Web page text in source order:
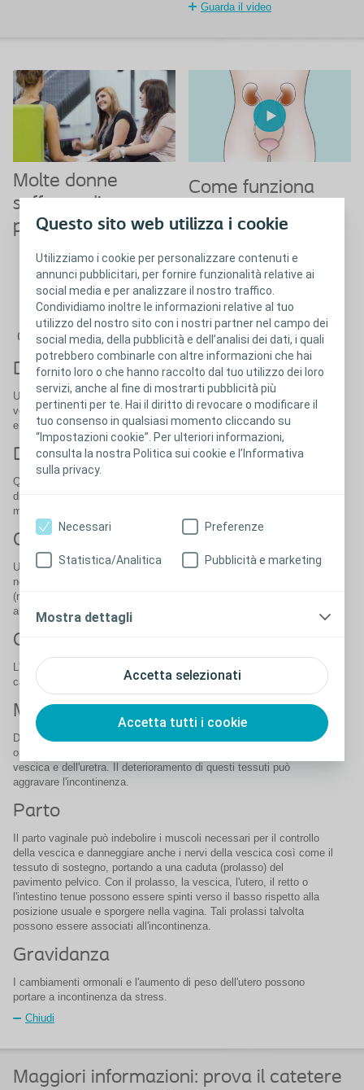
Questo sito web utilizza i cookie
Utilizziamo i cookie per personalizzare contenuti e
annunci pubblicitari, per fornire funzionalità relative ai
social media e per analizzare il nostro traffico.
Condividiamo inoltre le informazioni relative al tuo
utilizzo del nostro sito con i nostri partner nel campo dei
social media, della pubblicità e dell’analisi dei dati, i quali
potrebbero combinarle con altre informazioni che hai
fornito loro o che hanno raccolto dal tuo utilizzo dei loro
servizi, anche al fine di mostrarti pubblicità più
pertinenti per te. Hai il diritto di revocare o modificare il
tuo consenso in qualsiasi momento cliccando su
“Impostazioni cookie”. Per ulteriori informazioni,
consulta la nostra Politica sui cookie e l’Informativa
sulla privacy.
Accetta selezionati
Accetta tutti i cookie
Necessari Preferenze
Statistica/Analitica Pubblicità e marketing
Mostra dettagli
Guarda il video
Molte donne
soffrono di
problemi urinari
Come funziona
femminile
Cliccare per vedere come
funziona l'apparato urinario
femminile
Chiudi
Disturbi neurologici
Un problema neurologico potrebbe interferire sul controllo della tua
vescica, ad esempio se i nervi che portano messaggi tra il cervello
e la vescica non funzionano correttamente.
Dopo un intervento chirurgico
Qualsiasi intervento chirurgico che coinvolge il sistema riproduttivo
di una donna, tra cui la rimozione dell'utero, potrebbe danneggiare i
muscoli del pavimento pelvico, portando all'incontinenza.
Ostruzione
Un tumore in qualsiasi punto lungo il tratto urinario può bloccare il
normale flusso di urina, portando all'incontinenza da sovracarico
(rigurgito). I calcoli urinari, simili a sassolini duri che si formano
all'interno della vescica, a volte causano una perdita di urina.
Cambiamenti con l'età
L'invecchiamento del muscolo della vescica può diminuire la
capacità della vescica di immagazzinare urina.
Menopausa
Dopo la menopausa, le donne producono meno estrogeno, un
ormone che aiuta a mantenere sano il rivestimento interno della
vescica e dell'uretra. Il deterioramento di questi tessuti può
aggravare l'incontinenza.
Parto
Il parto vaginale può indebolire i muscoli necessari per il controllo
della vescica e danneggiare anche i nervi della vescica così come il
tessuto di sostegno, portando a una caduta (prolasso) del
pavimento pelvico. Con il prolasso, la vescica, l'utero, il retto o
l'intestino tenue possono essere spinti verso il basso rispetto alla
posizione usuale e sporgere nella vagina. Tali prolassi talvolta
possono essere associati all'incontinenza.
Gravidanza
I cambiamenti ormonali e l'aumento di peso dell'utero possono
portare a incontinenza da stress.
Chiudi
Maggiori informazioni: prova il catetere